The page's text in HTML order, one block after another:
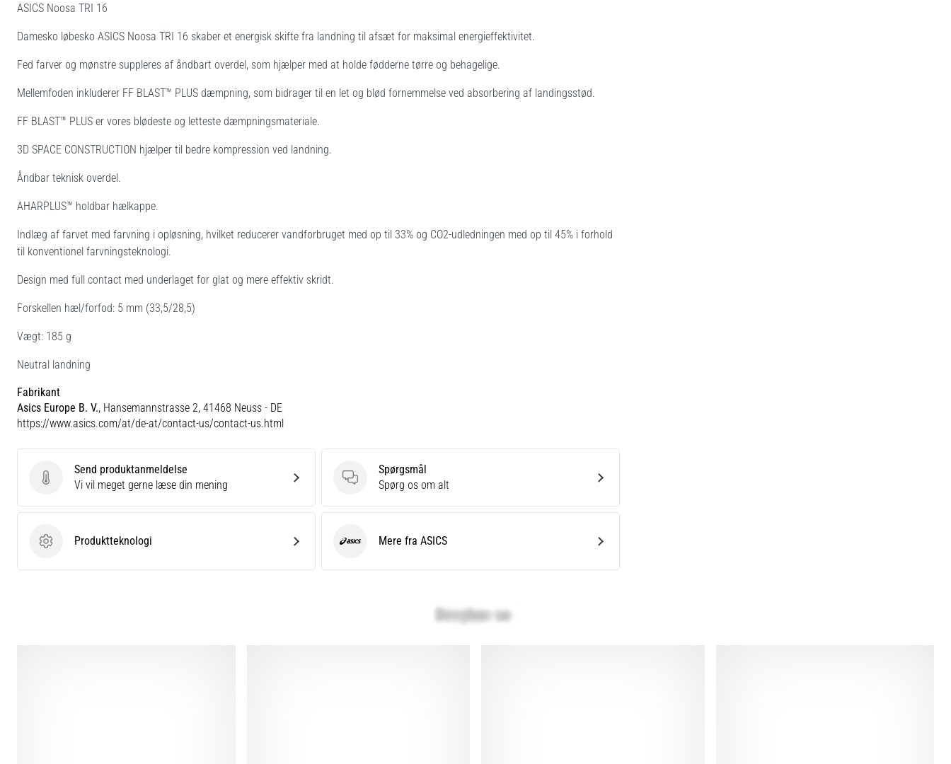
ASICS Noosa TRI 16
Damesko løbesko ASICS Noosa TRI 16 skaber et energisk skifte fra landning til afsæt for maksimal energieffektivitet.
Fed farver og mønstre suppleres af åndbart overdel, som hjælper med at holde fødderne tørre og behagelige.
Mellemfoden inkluderer FF BLAST™ PLUS dæmpning, som bidrager til en let og blød fornemmelse ved absorbering af landingsstød.
FF BLAST™ PLUS er vores blødeste og letteste dæmpningsmateriale.
3D SPACE CONSTRUCTION hjælper til bedre kompression ved landning.
Åndbar teknisk overdel.
AHARPLUS™ holdbar hælkappe.
Indlæg af farvet med farvning i opløsning, hvilket reducerer vandforbruget med op til 33% og CO2-udledningen med op til 45% i forhold
til konventionel farvningsteknologi.
Design med full contact med underlaget for glat og mere effektiv skridt.
Forskellen hæl/forfod: 5 mm (33,5/28,5)
Vægt: 185 g
Neutral landning
Fabrikant
Asics Europe B. V., Hansemannstrasse 2, 41468 Neuss - DE
https://www.asics.com/at/de-at/contact-us/contact-us.html
Send produktanmeldelse
Send produktanmeldelse
Vi vil meget gerne læse din mening
Spørgsmål
Spørgsmål
Spørg os om alt
Produktteknologi
Produktteknologi ASICS Mere fra ASICS